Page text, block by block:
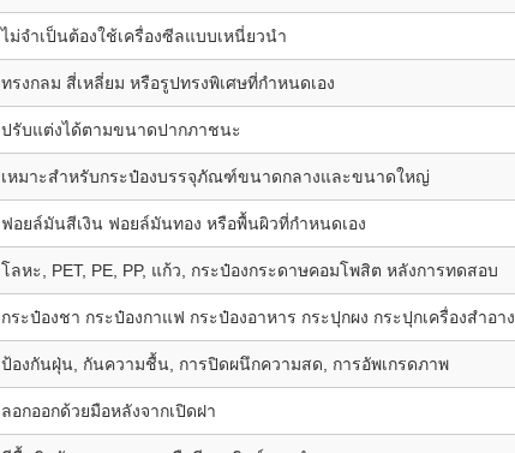
ไม่จำเป็นต้องใช้เครื่องซีลแบบเหนี่ยวนำ
ทรงกลม สี่เหลี่ยม หรือรูปทรงพิเศษที่กำหนดเอง
ปรับแต่งได้ตามขนาดปากภาชนะ
เหมาะสำหรับกระป๋องบรรจุภัณฑ์ขนาดกลางและขนาดใหญ่
ฟอยล์มันสีเงิน ฟอยล์มันทอง หรือพื้นผิวที่กำหนดเอง
โลหะ, PET, PE, PP, แก้ว, กระป๋องกระดาษคอมโพสิต หลังการทดสอบ
กระป๋องชา กระป๋องกาแฟ กระป๋องอาหาร กระปุกผง กระปุกเครื่องสำอาง
ป้องกันฝุ่น, กันความชื้น, การปิดผนึกความสด, การอัพเกรดภาพ
ลอกออกด้วยมือหลังจากเปิดฝา